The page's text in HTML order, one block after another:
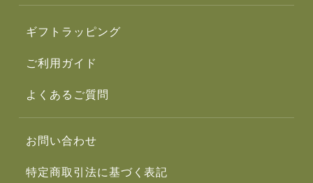
ギフトラッピング
ご利用ガイド
よくあるご質問
お問い合わせ
特定商取引法に基づく表記